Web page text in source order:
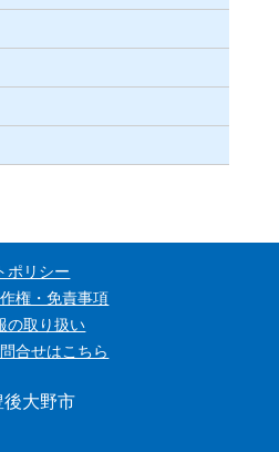
ポリシー
権・免責事項
の取り扱い
合せはこちら
後大野市